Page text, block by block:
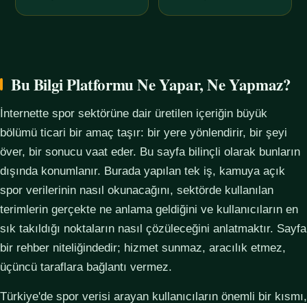
Bu Bilgi Platformu Ne Yapar, Ne Yapmaz?
İnternette spor sektörüne dair üretilen içeriğin büyük
bölümü ticari bir amaç taşır: bir yere yönlendirir, bir şeyi
över, bir sonucu vaat eder. Bu sayfa bilinçli olarak bunların
dışında konumlanır. Burada yapılan tek iş, kamuya açık
spor verilerinin nasıl okunacağını, sektörde kullanılan
terimlerin gerçekte ne anlama geldiğini ve kullanıcıların en
sık takıldığı noktaların nasıl çözüleceğini anlatmaktır. Sayfa
bir rehber niteliğindedir; hizmet sunmaz, aracılık etmez,
üçüncü taraflara bağlantı vermez.
Türkiye'de spor verisi arayan kullanıcıların önemli bir kısmı,